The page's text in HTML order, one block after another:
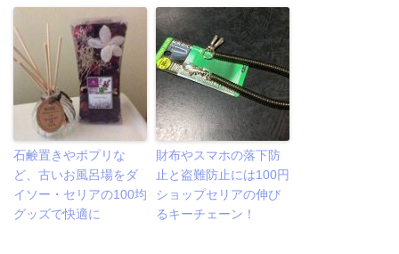
石鹸置きやポプリな
ど、古いお風呂場をダ
イソー・セリアの100均
グッズで快適に
財布やスマホの落下防
止と盗難防止には100円
ショップセリアの伸び
るキーチェーン！